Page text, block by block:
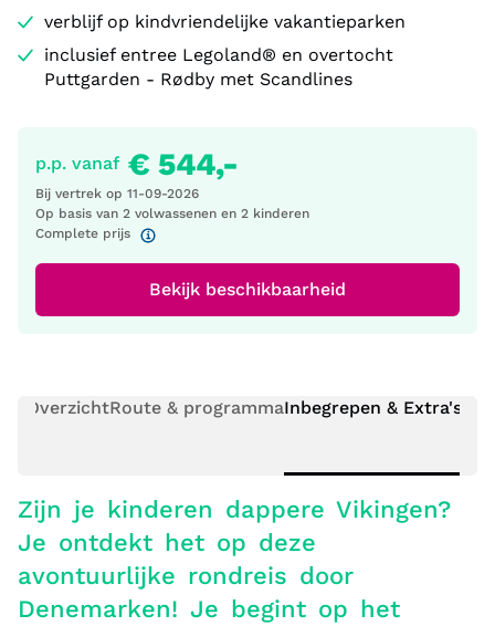
verblijf op kindvriendelijke vakantieparken
inclusief entree Legoland® en overtocht
Puttgarden - Rødby met Scandlines
p.p. vanaf € 544,-
Bij vertrek op 11-09-2026
Op basis van 2 volwassenen en 2 kinderen
Complete prijs
Bekijk beschikbaarheid
OverzichtRoute & programmaInbegrepen & Extra's
Zijn je kinderen dappere Vikingen?
Je ontdekt het op deze
avontuurlijke rondreis door
Denemarken! Je begint op het